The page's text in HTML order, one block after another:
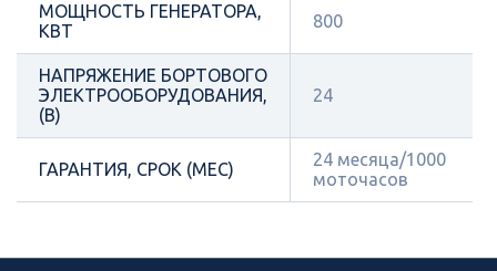
МОЩНОСТЬ ГЕНЕРАТОРА,
КВТ
800
НАПРЯЖЕНИЕ БОРТОВОГО
ЭЛЕКТРООБОРУДОВАНИЯ,
(В)
24
ГАРАНТИЯ, СРОК (МЕС)
24 месяца/1000
моточасов